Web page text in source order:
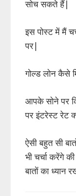
सोच सकते हैं|
इस पोस्ट में मैं
पर|
गोल्ड लोन कैसे
आपके सोने पर
पर इंटरेस्ट रेट
ऐसी बहुत सी
भी चर्चा करेंगे
बातों का ध्यान